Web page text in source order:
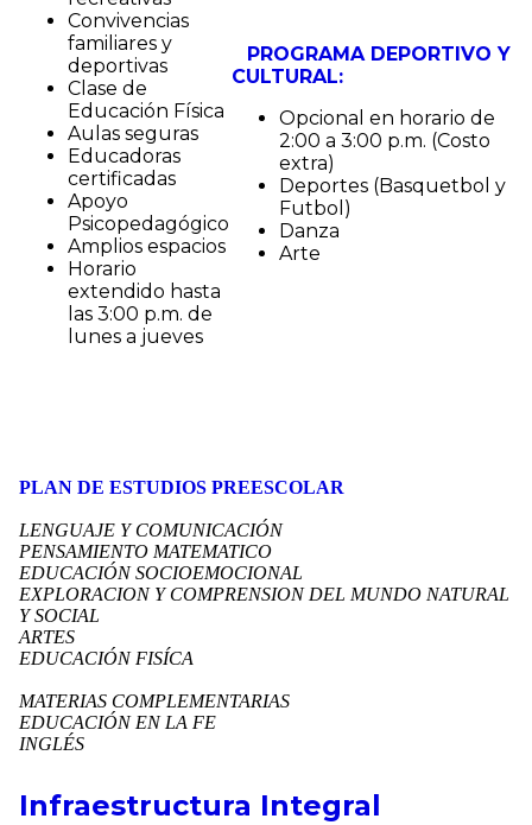
Convivencias
familiares y
deportivas
Clase de
Educación Física
Aulas seguras
Educadoras
certificadas
Apoyo
Psicopedagógico
Amplios espacios
Horario
extendido hasta
las 3:00 p.m. de
lunes a jueves
PROGRAMA DEPORTIVO Y
CULTURAL:
Opcional en horario de
2:00 a 3:00 p.m. (Costo
extra)
Deportes (Basquetbol y
Futbol)
Danza
Arte
PLAN DE ESTUDIOS PREESCOLAR
LENGUAJE Y COMUNICACIÓN
PENSAMIENTO MATEMATICO
EDUCACIÓN SOCIOEMOCIONAL
EXPLORACION Y COMPRENSION DEL MUNDO NATURAL
Y SOCIAL
ARTES
EDUCACIÓN FISÍCA
MATERIAS COMPLEMENTARIAS
EDUCACIÓN EN LA FE
INGLÉS
Infraestructura Integral